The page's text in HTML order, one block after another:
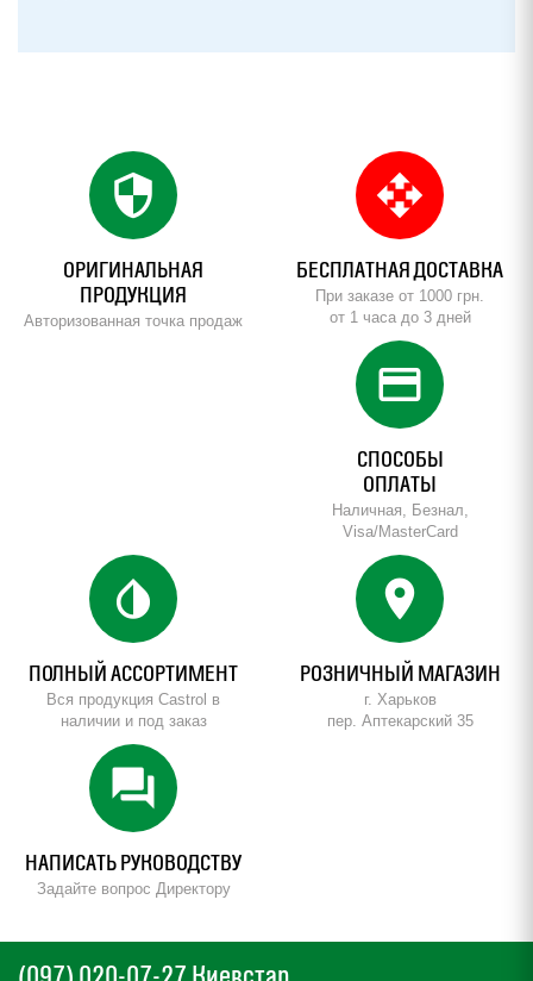
security
ОРИГИНАЛЬНАЯ
ПРОДУКЦИЯ
Авторизованная точка продаж
open_with
БЕСПЛАТНАЯ ДОСТАВКА
При заказе от 1000 грн.
от 1 часа до 3 дней
credit_card
СПОСОБЫ
ОПЛАТЫ
Наличная, Безнал,
Visa/MasterCard
invert_colors
ПОЛНЫЙ АССОРТИМЕНТ
Вся продукция Castrol в
наличии и под заказ
location_on
РОЗНИЧНЫЙ МАГАЗИН
г. Харьков
пер. Аптекарский 35
forum
НАПИСАТЬ РУКОВОДСТВУ
Задайте вопрос Директору